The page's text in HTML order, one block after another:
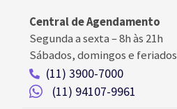
Central de Agendamento
Segunda a sexta –8h às 21h
Sábados, domingos e feriados
(11) 3900-7000
(11) 94107-9961